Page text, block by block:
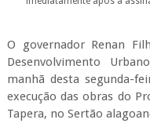
O governador Renan
Desenvolvimento
manhã desta segunda-
execução das obras do
Tapera, no Sertão